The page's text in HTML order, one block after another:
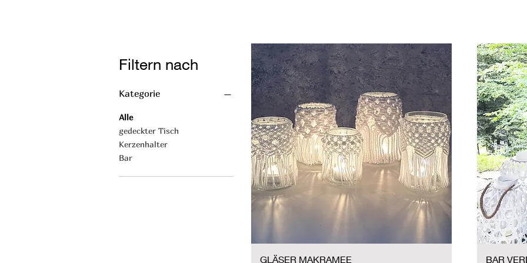
Filtern nach
Kategorie
Alle
gedeckter Tisch
Kerzenhalter
Bar
GLÄSER MAKRAMEE BAR